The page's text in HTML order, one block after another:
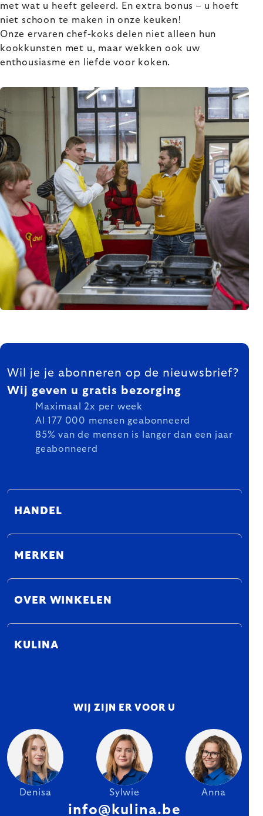
met wat u heeft geleerd. En extra bonus – u hoeft
niet schoon te maken in onze keuken!
Onze ervaren chef-koks delen niet alleen hun
kookkunsten met u, maar wekken ook uw
enthousiasme en liefde voor koken.
FOOTER
Wil je je abonneren op de nieuwsbrief?
Wij geven u gratis bezorging
Maximaal 2x per week
Al 177 000 mensen geabonneerd
85% van de mensen is langer dan een jaar
geabonneerd
HANDEL
MERKEN
OVER WINKELEN
KULINA
WIJ ZIJN ER VOOR U
Denisa Sylwie Anna
info@kulina.be